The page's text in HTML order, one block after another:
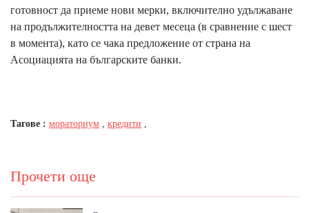
готовност да приеме нови мерки, включително удължаване
на продължителността на девет месеца (в сравнение с шест
в момента), като се чака предложение от страна на
Асоциацията на българските банки.
Тагове : мораториум , кредити ,
Прочети още